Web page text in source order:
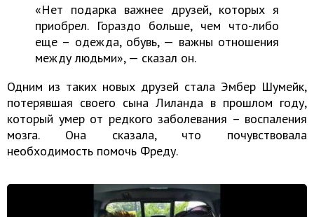
«Нет подарка важнее друзей, которых я
приобрел. Гораздо больше, чем что-либо
еще – одежда, обувь, — важны отношения
между людьми», — сказал он.
Одним из таких новых друзей стала Эмбер Шумейк,
потерявшая своего сына Лиланда в прошлом году,
который умер от редкого заболевания – воспаления
мозга. Она сказала, что почувствовала
необходимость помочь Фреду.